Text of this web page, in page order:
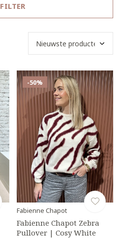
FILTER
-50%
Fabienne Chapot
Fabienne Chapot Zebra
Pullover | Cosy White